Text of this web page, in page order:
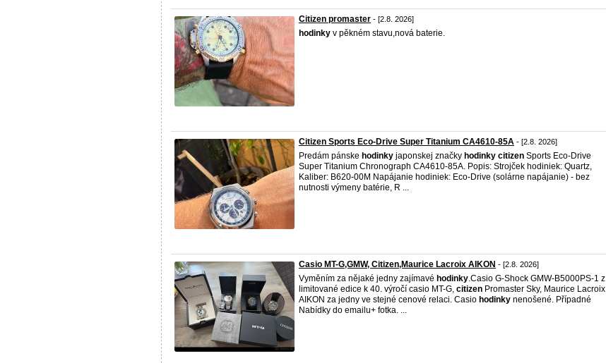
Citizen promaster - [2.8. 2026]
hodinky v pěkném stavu,nová baterie.
Citizen Sports Eco-Drive Super Titanium CA4610-85A - [2.8. 2026]
Predám pánske hodinky japonskej značky hodinky citizen Sports Eco-Drive
Super Titanium Chronograph CA4610-85A. Popis: Strojček hodiniek: Quartz,
Kaliber: B620-00M Napájanie hodiniek: Eco-Drive (solárne napájanie) - bez
nutnosti výmeny batérie, R ...
Casio MT-G,GMW, Citizen,Maurice Lacroix AIKON - [2.8. 2026]
Vyměním za nějaké jedny zajímavé hodinky.Casio G-Shock GMW-B5000PS-1 z
limitované edice k 40. výročí casio MT-G, citizen Promaster Sky, Maurice Lacroix
AIKON za jedny ve stejné cenové relaci. Casio hodinky nenošené. Případné
Nabídky do emailu+ fotka. ...